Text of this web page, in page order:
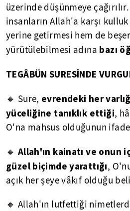
üzerinde düşünmeye
insanların Allah'a karşı
yerine getirmesi hem de
yürütülebilmesi adına bazı
TEGÂBÜN SURESİNDE
🔸 Sure, evrendeki her
yüceliğine tanıklık ettiği,
O'na mahsus olduğunun
🔸 Allah'ın kainatı ve onun
güzel biçimde yarattığı,
açık her şeye vâkıf olduğu
🔸 Allah'ın lutfettiği